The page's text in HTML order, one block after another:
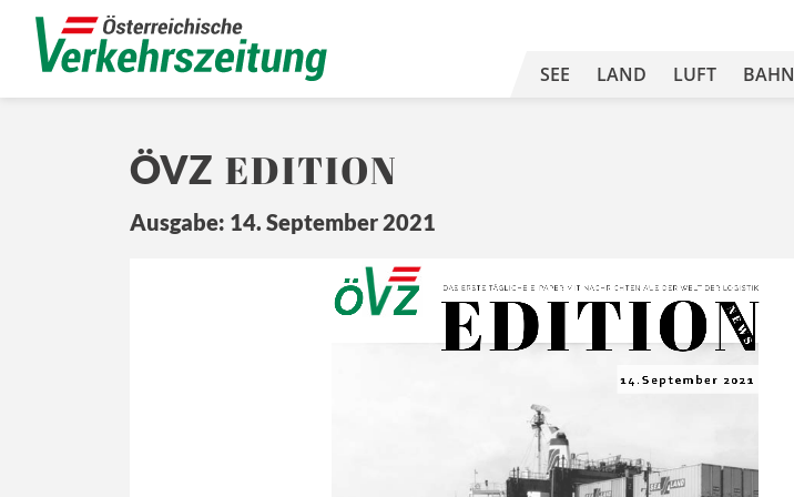
SEE LAND LUFT BAHN
ÖVZ EDITION
Ausgabe: 14. September 2021
Z
Ö EDITION
DA S ERSTE TÄ GLICHE E- PAPER MIT NA CHRICHTEN A US DER WELT DER LOGISTIK
N E
W S
14.September 2021